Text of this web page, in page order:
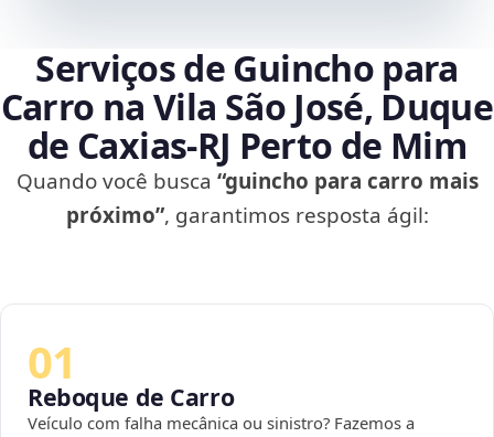
Serviços de Guincho para
Carro na Vila São José, Duque
de Caxias‑RJ Perto de Mim
Quando você busca “guincho para carro mais
próximo”, garantimos resposta ágil:
01
Reboque de Carro
Veículo com falha mecânica ou sinistro? Fazemos a